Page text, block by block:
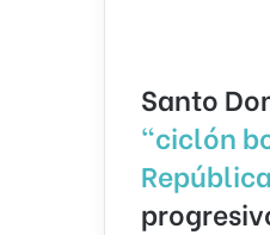
Santo
“ciclón